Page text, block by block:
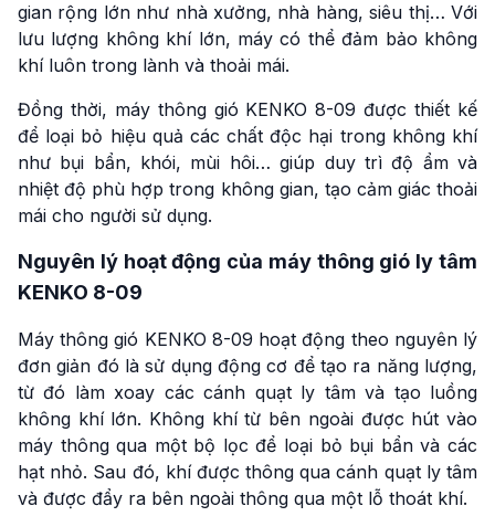
gian rộng lớn như nhà xưởng, nhà hàng, siêu thị… Với
lưu lượng không khí lớn, máy có thể đảm bảo không
khí luôn trong lành và thoải mái.
Đồng thời, máy thông gió KENKO 8-09 được thiết kế
để loại bỏ hiệu quả các chất độc hại trong không khí
như bụi bẩn, khói, mùi hôi… giúp duy trì độ ẩm và
nhiệt độ phù hợp trong không gian, tạo cảm giác thoải
mái cho người sử dụng.
Nguyên lý hoạt động của máy thông gió ly tâm
KENKO 8-09
Máy thông gió KENKO 8-09 hoạt động theo nguyên lý
đơn giản đó là sử dụng động cơ để tạo ra năng lượng,
từ đó làm xoay các cánh quạt ly tâm và tạo luồng
không khí lớn. Không khí từ bên ngoài được hút vào
máy thông qua một bộ lọc để loại bỏ bụi bẩn và các
hạt nhỏ. Sau đó, khí được thông qua cánh quạt ly tâm
và được đẩy ra bên ngoài thông qua một lỗ thoát khí.